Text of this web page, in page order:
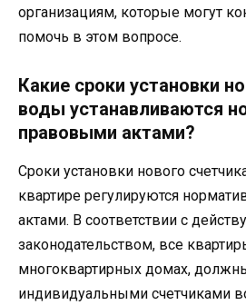
организациям, которые могут
помочь в этом вопросе.
Какие сроки установки
воды устанавливаются
правовыми актами?
Сроки установки нового
квартире регулируются
актами. В соответствии с
законодательством, все
многоквартирных домах,
индивидуальными счетчиками